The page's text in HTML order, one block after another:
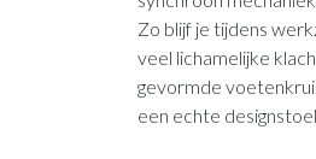
Zo blijf je tijdens
veel lichamelijke
gevormde
een echte designstoel.